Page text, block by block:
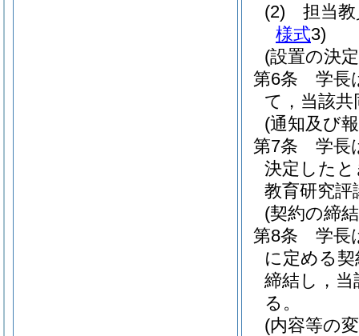
(2)
担当
様式3)
(設置の決
第6条
学長
て，当該
(通知及び
第7条
学長
決定した
教育研究
(契約の締
第8条
学長
に定める
締結し，
る。
(内容等の